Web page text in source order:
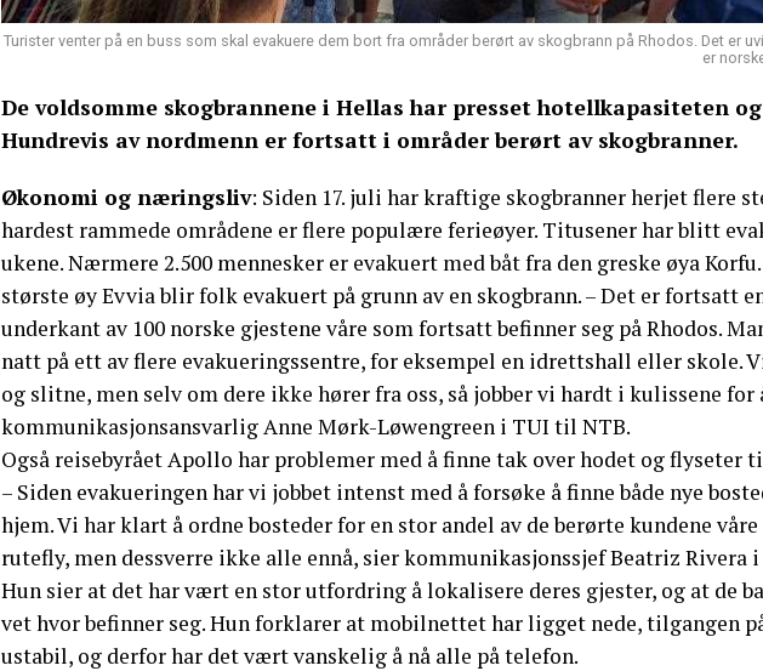
Turister venter på en buss som skal evakuere dem bort fra områder berørt av skogbrann på Rhodos. Det er
er
De voldsomme skogbrannene i Hellas har presset hotellkapasiteten
Hundrevis av nordmenn er fortsatt i områder berørt av skogbranner.
Økonomi og næringsliv: Siden 17. juli har kraftige skogbranner herjet flere
hardest rammede områdene er flere populære ferieøyer. Titusener har blitt
ukene. Nærmere 2.500 mennesker er evakuert med båt fra den greske øya Korfu.
største øy Evvia blir folk evakuert på grunn av en skogbrann. – Det er fortsatt
underkant av 100 norske gjestene våre som fortsatt befinner seg på Rhodos.
natt på ett av flere evakueringssentre, for eksempel en idrettshall eller skole.
og slitne, men selv om dere ikke hører fra oss, så jobber vi hardt i kulissene
kommunikasjonsansvarlig Anne Mørk-Løwengreen i TUI til NTB.
Også reisebyrået Apollo har problemer med å finne tak over hodet og flyseter
– Siden evakueringen har vi jobbet intenst med å forsøke å finne både nye
hjem. Vi har klart å ordne bosteder for en stor andel av de berørte kundene
rutefly, men dessverre ikke alle ennå, sier kommunikasjonssjef Beatriz Rivera
Hun sier at det har vært en stor utfordring å lokalisere deres gjester, og at de
vet hvor befinner seg. Hun forklarer at mobilnettet har ligget nede, tilgangen
ustabil, og derfor har det vært vanskelig å nå alle på telefon.